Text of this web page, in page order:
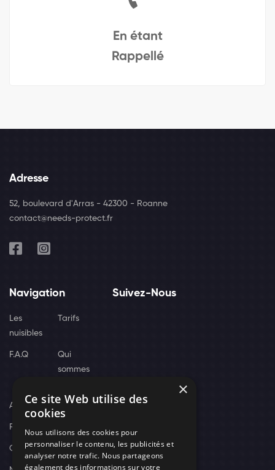
En étant
Rappellé
Adresse
52, boulevard d'Arras - 42300 - Roanne
contact@needs-protect.fr
Navigation
Les
nuisibles
Tarifs
F.A.Q
Qui
sommes
Actus
Recrutement
Contact
Suivez-Nous
×
Ce site Web utilise des
cookies
Nous utilisons des cookies pour
personnaliser le contenu, les publicités et
analyser notre trafic. Nous partageons
également des informations sur votre